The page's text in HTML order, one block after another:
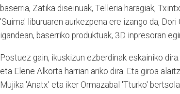
baserria, Zatika diseinuak, Telleria haragiak,
'Suima' liburuaren aurkezpena ere izango da,
igandean, baserriko produktuak, 3D inpresoran
Postuez gain, ikuskizun ezberdinak eskainiko
eta Elene Alkorta harrian ariko dira. Eta giroa
Mujika 'Anatx' eta iker Ormazabal 'Tturko'